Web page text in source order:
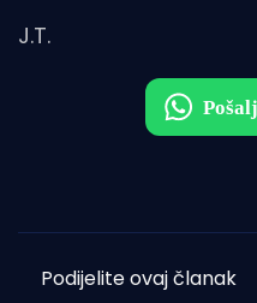
J.T.
Podijelite ovaj članak